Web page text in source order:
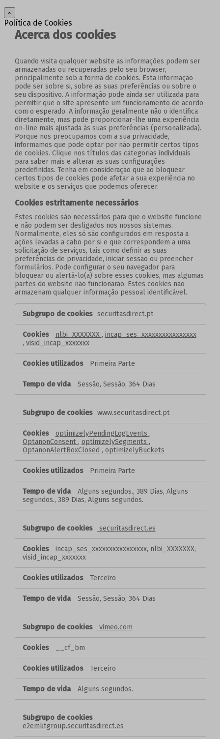
×
Política de Cookies
Acerca dos cookies
Quando visita qualquer website as informações podem ser
armazenadas ou recuperadas pelo seu browser,
principalmente sob a forma de cookies. Esta informação
pode ser sobre si, sobre as suas preferências ou sobre o
seu dispositivo. A informação pode ainda ser utilizada para
permitir que o site apresente um funcionamento de acordo
com o esperado. A informação geralmente não o identifica
diretamente, mas pode proporcionar-lhe uma experiência
on-line mais ajustada às suas preferências (personalizada).
Porque nos preocupamos com a sua privacidade,
informamos que pode optar por não permitir certos tipos
de cookies. Clique nos títulos das categorias individuais
para saber mais e alterar as suas configurações
predefinidas. Tenha em consideração que ao bloquear
certos tipos de cookies pode afetar a sua experiência no
website e os serviços que podemos oferecer.
Cookies estritamente necessários
Estes cookies são necessários para que o website funcione
e não podem ser desligados nos nossos sistemas.
Normalmente, eles só são configurados em resposta a
ações levadas a cabo por si e que correspondem a uma
solicitação de serviços, tais como definir as suas
preferências de privacidade, iniciar sessão ou preencher
formulários. Pode configurar o seu navegador para
bloquear ou alertá-lo(a) sobre esses cookies, mas algumas
partes do website não funcionarão. Estes cookies não
armazenam qualquer informação pessoal identificável.
Cookies
estritamente
necessários
securitasdirect.pt
nlbi_XXXXXXX , incap_ses_xxxxxxxxxxxxxxxx
, visid_incap_xxxxxxx
Primeira Parte
Sessão, Sessão, 364 Dias
www.securitasdirect.pt
optimizelyPendingLogEvents ,
OptanonConsent , optimizelySegments ,
OptanonAlertBoxClosed , optimizelyBuckets
Primeira Parte
Alguns segundos., 389 Dias, Alguns
segundos., 389 Dias, Alguns segundos.
securitasdirect.es
incap_ses_xxxxxxxxxxxxxxxx, nlbi_XXXXXXX,
visid_incap_xxxxxxx
Terceiro
Sessão, Sessão, 364 Dias
vimeo.com
__cf_bm
Terceiro
Alguns segundos.
e2emktgroup.securitasdirect.es